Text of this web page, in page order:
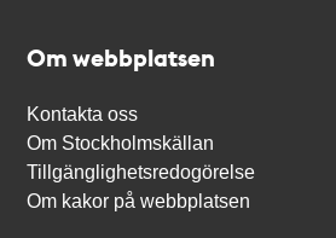
Om webbplatsen
Kontakta oss
Om Stockholmskällan
Tillgänglighetsredogörelse
Om kakor på webbplatsen